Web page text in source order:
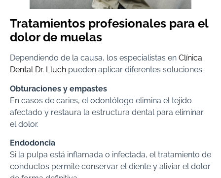
Tratamientos profesionales para el
dolor de muelas
Dependiendo de la causa, los especialistas en Clínica
Dental Dr. Lluch pueden aplicar diferentes soluciones:
Obturaciones y empastes
En casos de caries, el odontólogo elimina el tejido
afectado y restaura la estructura dental para eliminar
el dolor.
Endodoncia
Si la pulpa está inflamada o infectada, el tratamiento de
conductos permite conservar el diente y aliviar el dolor